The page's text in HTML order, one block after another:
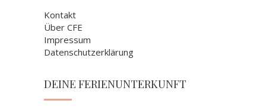
Kontakt
Über CFE
Impressum
Datenschutzerklärung
DEINE FERIENUNTERKUNFT